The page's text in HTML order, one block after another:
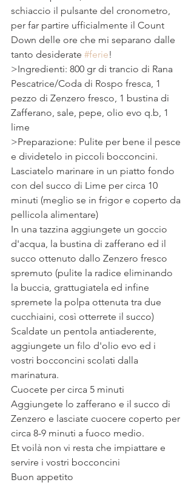
schiaccio il pulsante del cronometro,
per far partire ufficialmente il Count
Down delle ore che mi separano dalle
tanto desiderate #ferie!
>Ingredienti: 800 gr di trancio di Rana
Pescatrice/Coda di Rospo fresca, 1
pezzo di Zenzero fresco, 1 bustina di
Zafferano, sale, pepe, olio evo q.b, 1
lime
>Preparazione: Pulite per bene il pesce
e dividetelo in piccoli bocconcini.
Lasciatelo marinare in un piatto fondo
con del succo di Lime per circa 10
minuti (meglio se in frigor e coperto da
pellicola alimentare)
In una tazzina aggiungete un goccio
d'acqua, la bustina di zafferano ed il
succo ottenuto dallo Zenzero fresco
spremuto (pulite la radice eliminando
la buccia, grattugiatela ed infine
spremete la polpa ottenuta tra due
cucchiaini, così otterrete il succo)
Scaldate un pentola antiaderente,
aggiungete un filo d'olio evo ed i
vostri bocconcini scolati dalla
marinatura.
Cuocete per circa 5 minuti
Aggiungete lo zafferano e il succo di
Zenzero e lasciate cuocere coperto per
circa 8-9 minuti a fuoco medio.
Et voilà non vi resta che impiattare e
servire i vostri bocconcini
Buon appetito